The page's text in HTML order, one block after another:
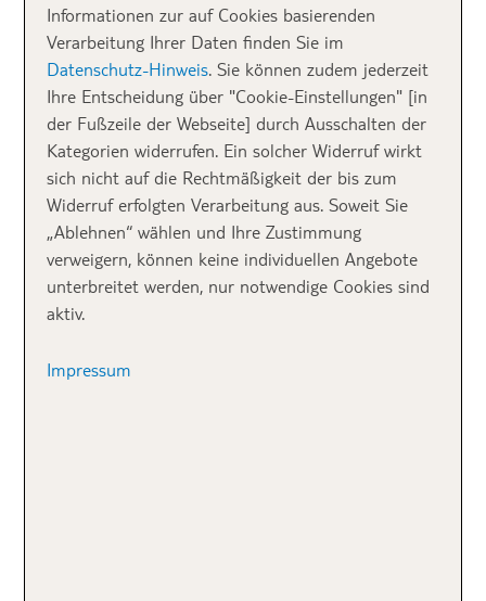
Rom
Sehenswürdigkeiten:
Meine TOP 10
1. Das Kolosseum
Informationen zur auf Cookies basierenden
Verarbeitung Ihrer Daten finden Sie im
Datenschutz-Hinweis. Sie können zudem jederzeit
Ihre Entscheidung über "Cookie-Einstellungen" [in
der Fußzeile der Webseite] durch Ausschalten der
Kategorien widerrufen. Ein solcher Widerruf wirkt
sich nicht auf die Rechtmäßigkeit der bis zum
Widerruf erfolgten Verarbeitung aus. Soweit Sie
„Ablehnen“ wählen und Ihre Zustimmung
verweigern, können keine individuellen Angebote
unterbreitet werden, nur notwendige Cookies sind
aktiv.
Impressum